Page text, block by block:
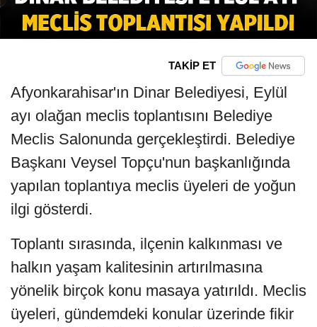
TAKİP ET
Afyonkarahisar'ın Dinar Belediyesi, Eylül
ayı olağan meclis toplantısını Belediye
Meclis Salonunda gerçekleştirdi. Belediye
Başkanı Veysel Topçu'nun başkanlığında
yapılan toplantıya meclis üyeleri de yoğun
ilgi gösterdi.
Toplantı sırasında, ilçenin kalkınması ve
halkın yaşam kalitesinin artırılmasına
yönelik birçok konu masaya yatırıldı. Meclis
üyeleri, gündemdeki konular üzerinde fikir